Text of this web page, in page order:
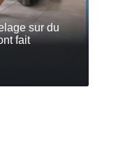
sur du
fait